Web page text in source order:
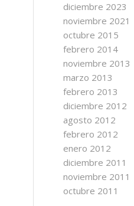
diciembre 2023
noviembre 2021
octubre 2015
febrero 2014
noviembre 2013
marzo 2013
febrero 2013
diciembre 2012
agosto 2012
febrero 2012
enero 2012
diciembre 2011
noviembre 2011
octubre 2011